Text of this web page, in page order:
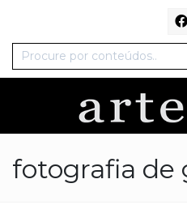
fotografia de